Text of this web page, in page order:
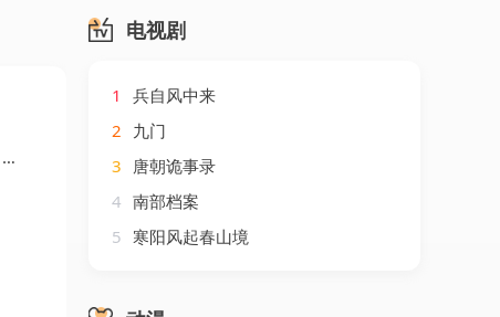
电视剧
1
兵自风中来
2 九门
3 唐朝诡事录
4 南部档案
5 寒阳风起春山境